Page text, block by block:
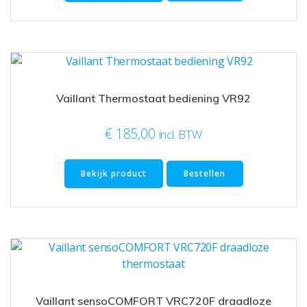
Vaillant Thermostaat bediening VR92
€ 185,00 incl. BTW
Bekijk product Bestellen
Vaillant sensoCOMFORT VRC720F draadloze